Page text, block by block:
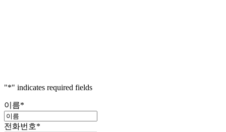
"*" indicates required fields
이름*
전화번호*